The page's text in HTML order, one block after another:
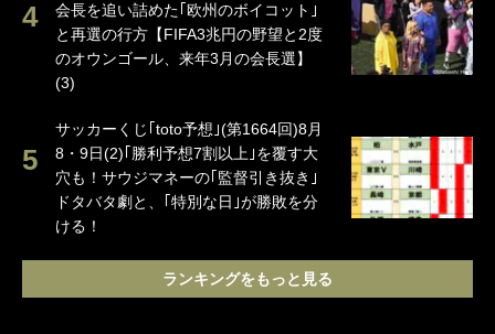
会長を追い詰めた｢欧州のボイコット｣
と再選の行方【FIFA3兆円の野望と2度
のオウンゴール、来年3月の会長選】
(3)
サッカーくじ｢toto予想｣(第1664回)8月
8・9日(2)｢勝利予想7割以上｣を覆す大
穴も！サウジマネーの｢監督引き抜き｣
ドタバタ劇と、｢特別な日｣が勝敗を分
ける！
ランキングをもっと見る